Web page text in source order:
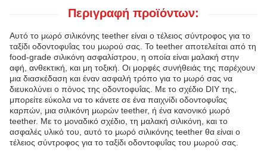
Περιγραφή προϊόντων:
Αυτό το μωρό σιλικόνης teether είναι ο τέλειος σύντροφος για το
ταξίδι οδοντοφυΐας του μωρού σας. Το teether αποτελείται από τη
food-grade σιλικόνη ασφαλίστρου, η οποία είναι μαλακή στην
αφή, ανθεκτική, και μη τοξική. Οι μορφές συνήθειάς της παρέχουν
μια διασκέδαση και έναν ασφαλή τρόπο για το μωρό σας να
διευκολύνει ο πόνος της οδοντοφυΐας. Με το σχέδιο DIY της,
μπορείτε εύκολα να το κάνετε σε ένα παιχνίδι οδοντοφυΐας
καρπών, μια σιλικόνη μωρών teether, ή ένα κανονικό μωρό
teether. Με το μοναδικό σχέδιο, τη μαλακή σιλικόνη, και το
ασφαλές υλικό του, αυτό το μωρό σιλικόνης teether θα είναι ο
τέλειος σύντροφος για το ταξίδι οδοντοφυΐας του μωρού σας.